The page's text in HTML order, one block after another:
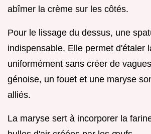
abîmer la crème sur les côtés.
Pour le lissage du dessus, une
indispensable. Elle permet d'étaler
uniformément sans créer de
génoise, un fouet et une maryse
alliés.
La maryse sert à incorporer la